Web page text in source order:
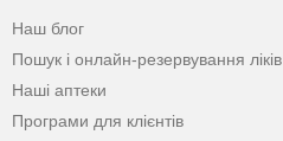
Наш блог
Пошук і онлайн-резервування ліків
Наші аптеки
Програми для клієнтів